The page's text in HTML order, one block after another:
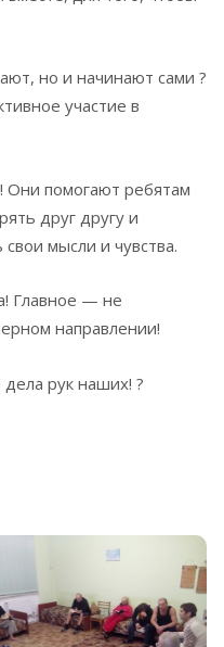
но и начинают сами ?
участие в
Они помогают ребятам
друг другу и
мысли и чувства.
Главное — не
направлении!
дела рук наших! ?